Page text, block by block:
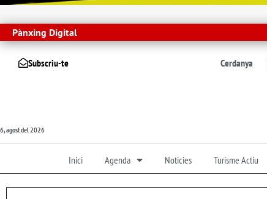
Pànxing Digital
Subscriu-te Cerdanya
6, agost del 2026
Inici Agenda Noticies Turisme Actiu